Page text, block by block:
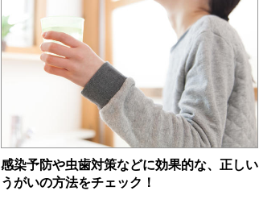
感染予防や虫歯対策などに効果的な、正しい
うがいの方法をチェック！